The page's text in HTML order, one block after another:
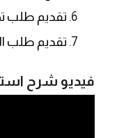
تقديم طلب
تقديم طلب
فيديو شرح